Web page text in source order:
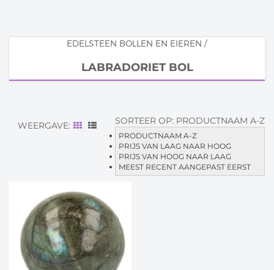
EDELSTEEN BOLLEN EN EIEREN /
LABRADORIET BOL
SORTEER OP: PRODUCTNAAM A-Z
PRODUCTNAAM A-Z
PRIJS VAN LAAG NAAR HOOG
PRIJS VAN HOOG NAAR LAAG
MEEST RECENT AANGEPAST EERST
WEERGAVE: